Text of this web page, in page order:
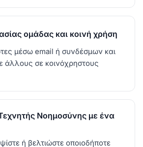
ομάδας και κοινή χρήση
μέσω email ή συνδέσμων και
άλλους σε κοινόχρηστους
Νοημοσύνης με ένα
ή βελτιώστε οποιοδήποτε